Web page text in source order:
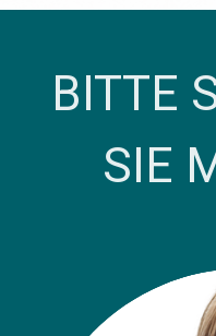
BITTE
SIE